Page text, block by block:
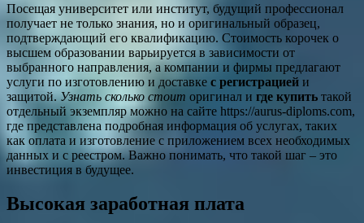
Посещая университет или институт, будущий профессионал
получает не только знания, но и оригинальный образец,
подтверждающий его квалификацию. Стоимость корочек о
высшем образовании варьируется в зависимости от
выбранного направления, а компании и фирмы предлагают
услуги по изготовлению и доставке с регистрацией и
защитой.Узнать сколько стоит оригинал и где купить такой
отдельный экземпляр можно на сайте https://aurus-diploms.com,
где представлена подробная информация об услугах, таких
как оплата и изготовление с приложением всех необходимых
данных и с реестром. Важно понимать, что такой шаг – это
инвестиция в будущее.
Высокая заработная плата